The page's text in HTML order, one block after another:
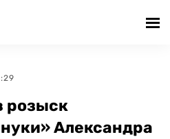
розыск
Александра